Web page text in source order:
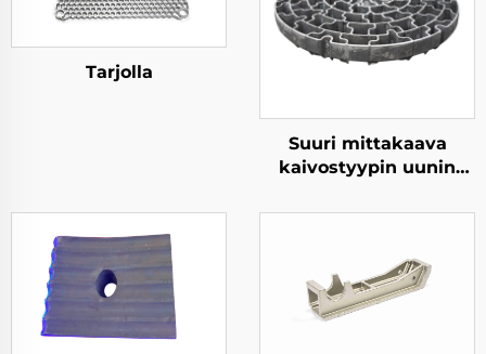
Tarjolla
Suuri mittakaava
kaivostyypin uunin